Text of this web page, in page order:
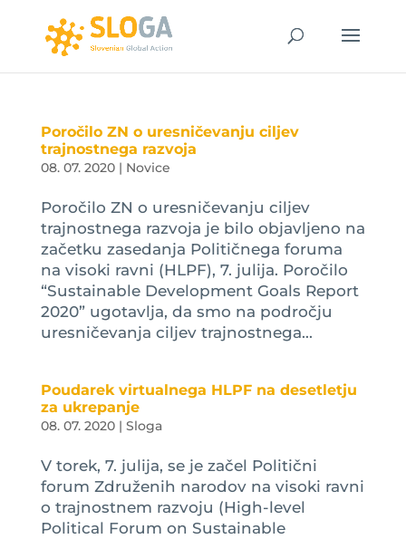
Poročilo ZN o uresničevanju ciljev
trajnostnega razvoja
08. 07. 2020| Novice
Poročilo ZN o uresničevanju ciljev
trajnostnega razvoja je bilo objavljeno na
začetku zasedanja Političnega foruma
na visoki ravni (HLPF), 7. julija. Poročilo
“Sustainable Development Goals Report
2020” ugotavlja, da smo na področju
uresničevanja ciljev trajnostnega...
Poudarek virtualnega HLPF na desetletju
za ukrepanje
08. 07. 2020| Sloga
V torek, 7. julija, se je začel Politični
forum Združenih narodov na visoki ravni
o trajnostnem razvoju (High-level
Political Forum on Sustainable